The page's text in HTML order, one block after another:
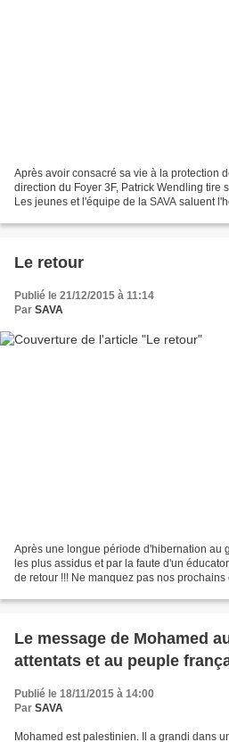
Après avoir consacré sa vie à la protection
direction du Foyer 3F, Patrick Wendling tire
Les jeunes et l'équipe de la SAVA saluent
Le retour
Publié le 21/12/2015 à 11:14
Par SAVA
Après une longue période d'hibernation au
les plus assidus et par la faute d'un
de retour !!! Ne manquez pas nos prochains
Le message de Mohamed
attentats et au peuple
Publié le 18/11/2015 à 14:00
Par SAVA
Mohamed est palestinien. Il a grandi dans